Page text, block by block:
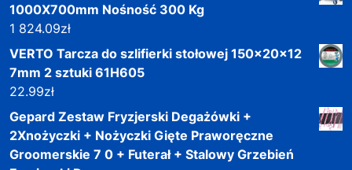
1000X700mm Nośność 300 Kg
1 824.09zł
VERTO Tarcza do szlifierki stołowej 150x20x12
7mm 2 sztuki 61H605
22.99zł
Gepard Zestaw Fryzjerski Degażówki +
2Xnożyczki + Nożyczki Gięte Praworęczne
Groomerskie 7 0 + Futerał + Stalowy Grzebień